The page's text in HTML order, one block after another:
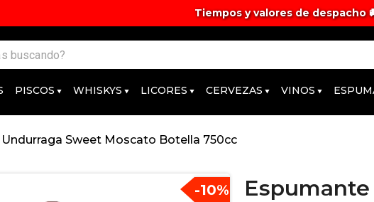
Tiempos y valores de despacho
PISCOS WHISKYS LICORES CERVEZAS VINOS
Sweet Moscato Botella 750cc
-10%